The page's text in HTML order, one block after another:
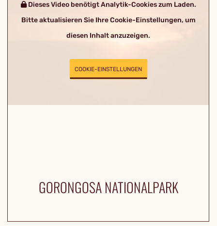
Dieses Video benötigt Analytik-Cookies zum Laden.
Bitte aktualisieren Sie Ihre Cookie-Einstellungen, um
diesen Inhalt anzuzeigen.
COOKIE-EINSTELLUNGEN
GORONGOSA NATIONALPARK